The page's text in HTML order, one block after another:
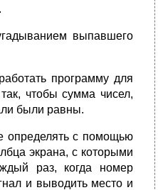
выпавшего
программу для
чтобы сумма чисел,
были равны.
определять с помощью
экрана, с которыми
раз, когда номер
и выводить место и